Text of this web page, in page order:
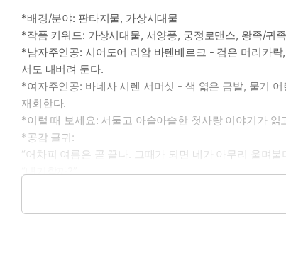
*배경/분야: 판타지물, 가상시대물
*작품 키워드: 가상시대물, 서양풍, 궁정로맨스, 왕족/귀
*남자주인공: 시어도어 리암 바텐베르크 - 검은 머리카
서도 내버려 둔다.
*여자주인공: 바네사 시렌 서머싯 - 색 엷은 금발, 물기
재회한다.
*이럴 때 보세요: 서툴고 아슬아슬한 첫사랑 이야기가 읽
*공감 글귀:
“어차피 여름은 곧 끝나. 그때가 되면 네가 아무리 울며불
“내기할까?”